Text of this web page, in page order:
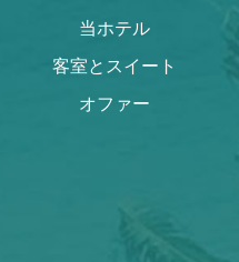
当ホテル
客室とスイート
オファー